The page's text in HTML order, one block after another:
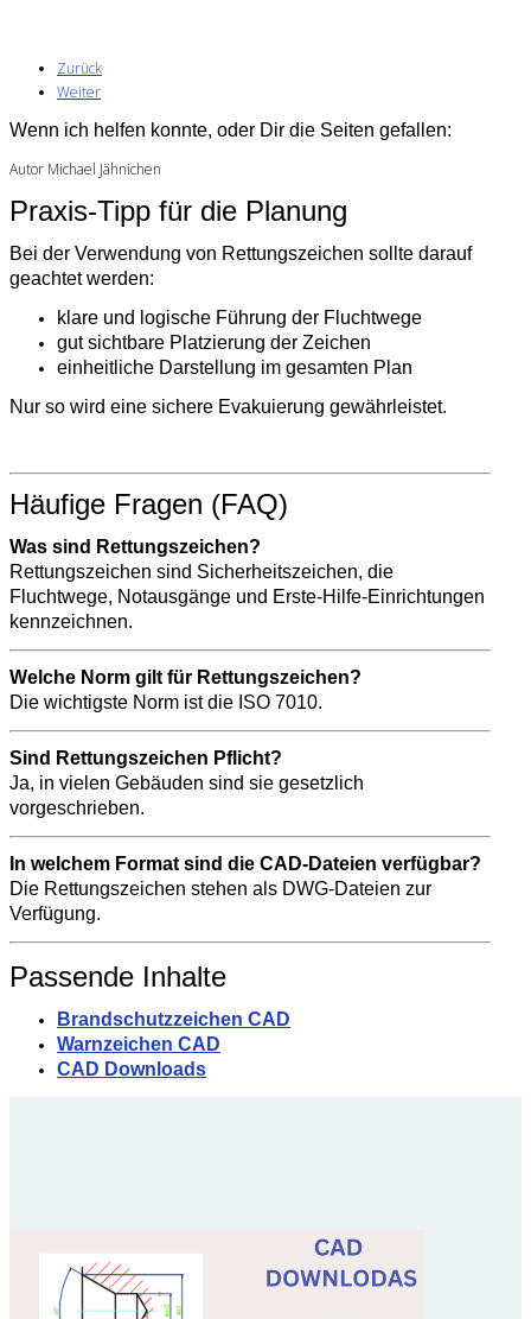
Zurück
Weiter
Wenn ich helfen konnte, oder Dir die Seiten gefallen:
Autor Michael Jähnichen
Praxis-Tipp für die Planung
Bei der Verwendung von Rettungszeichen sollte darauf
geachtet werden:
klare und logische Führung der Fluchtwege
gut sichtbare Platzierung der Zeichen
einheitliche Darstellung im gesamten Plan
Nur so wird eine sichere Evakuierung gewährleistet.
Häufige Fragen (FAQ)
Was sind Rettungszeichen?
Rettungszeichen sind Sicherheitszeichen, die
Fluchtwege, Notausgänge und Erste-Hilfe-Einrichtungen
kennzeichnen.
Welche Norm gilt für Rettungszeichen?
Die wichtigste Norm ist die ISO 7010.
Sind Rettungszeichen Pflicht?
Ja, in vielen Gebäuden sind sie gesetzlich
vorgeschrieben.
In welchem Format sind die CAD-Dateien verfügbar?
Die Rettungszeichen stehen als DWG-Dateien zur
Verfügung.
Passende Inhalte
Brandschutzzeichen CAD
Warnzeichen CAD
CAD Downloads